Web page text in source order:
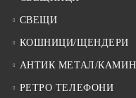
СВЕЩИ
КОШНИЦИ/ЩЕНДЕРИ
АНТИК МЕТАЛ/
РЕТРО ТЕЛЕФОНИ